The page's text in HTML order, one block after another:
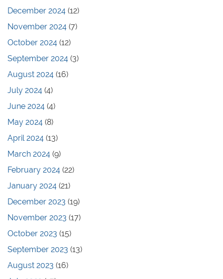
December 2024 (12)
November 2024 (7)
October 2024 (12)
September 2024 (3)
August 2024 (16)
July 2024 (4)
June 2024 (4)
May 2024 (8)
April 2024 (13)
March 2024 (9)
February 2024 (22)
January 2024 (21)
December 2023 (19)
November 2023 (17)
October 2023 (15)
September 2023 (13)
August 2023 (16)